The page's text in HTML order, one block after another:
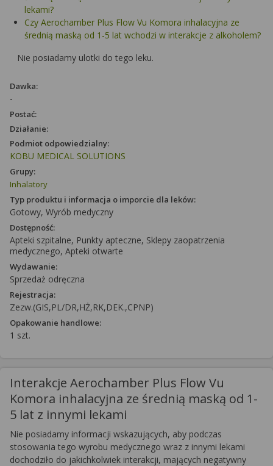
lekami?
Czy Aerochamber Plus Flow Vu Komora inhalacyjna ze
średnią maską od 1-5 lat wchodzi w interakcje z alkoholem?
Nie posiadamy ulotki do tego leku.
Dawka:
-
Postać:
Działanie:
Podmiot odpowiedzialny:
KOBU MEDICAL SOLUTIONS
Grupy:
Inhalatory
Typ produktu i informacja o imporcie dla leków:
Gotowy, Wyrób medyczny
Dostępność:
Apteki szpitalne, Punkty apteczne, Sklepy zaopatrzenia
medycznego, Apteki otwarte
Wydawanie:
Sprzedaż odręczna
Rejestracja:
Zezw.(GIS,PL/DR,HŻ,RK,DEK.,CPNP)
Opakowanie handlowe:
1 szt.
Interakcje Aerochamber Plus Flow Vu
Komora inhalacyjna ze średnią maską od 1-
5 lat z innymi lekami
Nie posiadamy informacji wskazujących, aby podczas
stosowania tego wyrobu medycznego wraz z innymi lekami
dochodziło do jakichkolwiek interakcji, mających negatywny